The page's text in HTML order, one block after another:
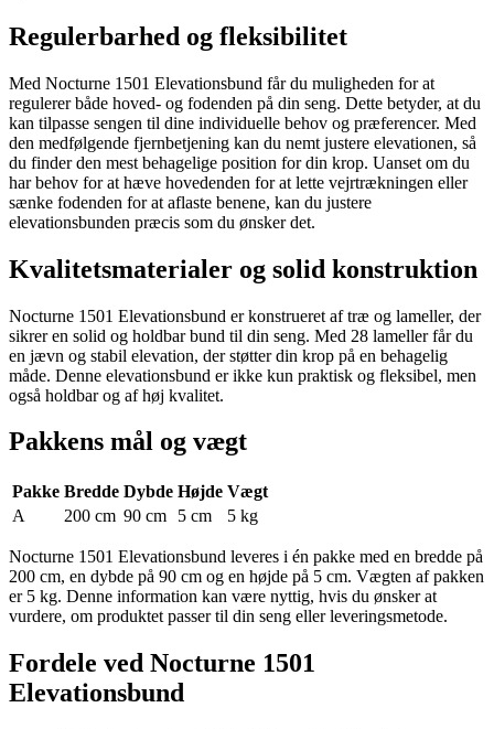
Regulerbarhed og fleksibilitet
Med Nocturne 1501 Elevationsbund får du muligheden for at
regulerer både hoved- og fodenden på din seng. Dette betyder, at du
kan tilpasse sengen til dine individuelle behov og præferencer. Med
den medfølgende fjernbetjening kan du nemt justere elevationen, så
du finder den mest behagelige position for din krop. Uanset om du
har behov for at hæve hovedenden for at lette vejrtrækningen eller
sænke fodenden for at aflaste benene, kan du justere
elevationsbunden præcis som du ønsker det.
Kvalitetsmaterialer og solid konstruktion
Nocturne 1501 Elevationsbund er konstrueret af træ og lameller, der
sikrer en solid og holdbar bund til din seng. Med 28 lameller får du
en jævn og stabil elevation, der støtter din krop på en behagelig
måde. Denne elevationsbund er ikke kun praktisk og fleksibel, men
også holdbar og af høj kvalitet.
Pakkens mål og vægt
Pakke Bredde Dybde Højde Vægt
A
200 cm 90 cm 5 cm 5 kg
Nocturne 1501 Elevationsbund leveres i én pakke med en bredde på
200 cm, en dybde på 90 cm og en højde på 5 cm. Vægten af pakken
er 5 kg. Denne information kan være nyttig, hvis du ønsker at
vurdere, om produktet passer til din seng eller leveringsmetode.
Fordele ved Nocturne 1501
Elevationsbund